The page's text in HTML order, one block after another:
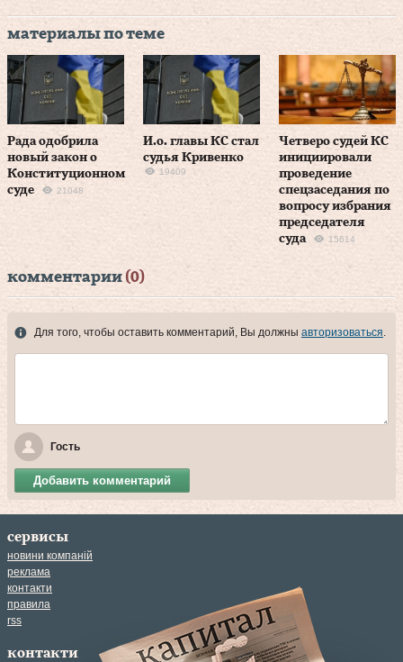
материалы по теме
Рада одобрила
новый закон о
Конституционном
суде
21048
И.о. главы КС стал
судья Кривенко
19409
Четверо судей КС
инициировали
проведение
спецзаседания по
вопросу избрания
председателя
суда
15614
комментарии (0)
Для того, чтобы оставить комментарий, Вы должны авторизоваться.
Гость
Добавить комментарий
сервисы
новини компаній
реклама
контакти
правила
rss
контакти